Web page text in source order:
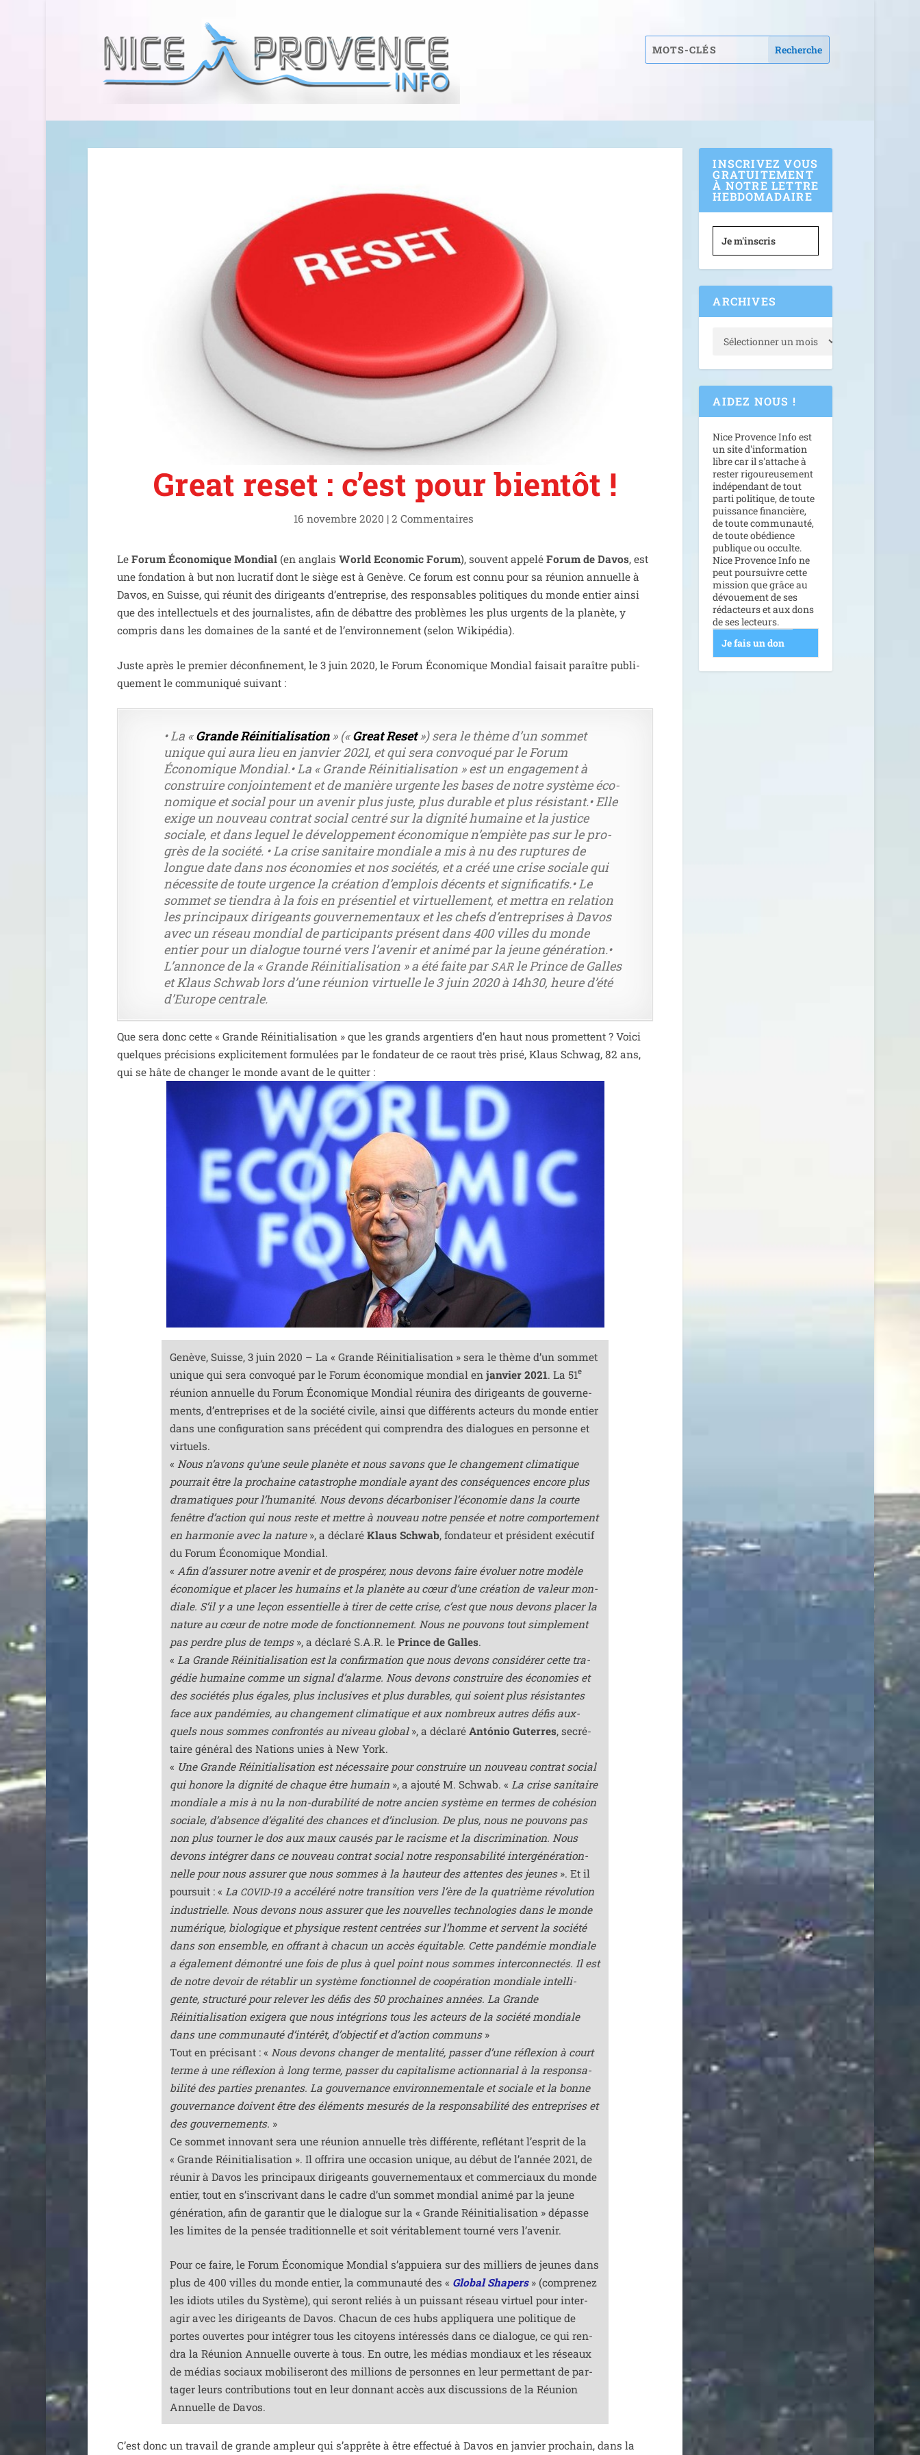
Great reset : c’est pour bientôt !
16 novembre 2020 |2 Commentaires
LeForum Économique Mondial (en anglaisWorld Economic Forum), sou­vent appe­léForum de Davos, est
une fon­da­tion à but non lucra­tif dont le siège est à Genève. Ce forum est connu pour sa réunion annuelle à
Davos, en Suisse, qui réunit des diri­geants d’entreprise, des res­pon­sables poli­tiques du monde entier ain­si
que des intel­lec­tuels et des jour­na­listes, afin de débattre des pro­blèmes les plus urgents de la pla­nète, y
com­pris dans les domaines de la san­té et de l’environnement (selon Wikipédia).
Juste après le pre­mier décon­fi­ne­ment, le 3 juin 2020, le Forum Économique Mondial fai­sait paraître publi­
que­ment le com­mu­ni­qué suivant :
• La «Grande Réinitialisation» («Great Reset») sera le thème d’un som­met
unique qui aura lieu en jan­vier 2021, et qui sera convo­qué par le Forum
Économique Mondial.• La « Grande Réinitialisation » est un enga­ge­ment à
construire conjoin­te­ment et de manière urgente les bases de notre sys­tème éco­
no­mique et social pour un ave­nir plus juste, plus durable et plus résis­tant.• Elle
exige un nou­veau contrat social cen­tré sur la digni­té humaine et la jus­tice
sociale, et dans lequel le déve­lop­pe­ment éco­no­mique n’empiète pas sur le pro­
grès de la socié­té. • La crise sani­taire mon­diale a mis à nu des rup­tures de
longue date dans nos éco­no­mies et nos socié­tés, et a créé une crise sociale qui
néces­site de toute urgence la créa­tion d’emplois décents et signi­fi­ca­tifs.• Le
som­met se tien­dra à la fois en pré­sen­tiel et vir­tuel­le­ment, et met­tra en rela­tion
les prin­ci­paux diri­geants gou­ver­ne­men­taux et les chefs d’entreprises à Davos
avec un réseau mon­dial de par­ti­ci­pants pré­sent dans 400 villes du monde
entier pour un dia­logue tour­né vers l’a­ve­nir et ani­mé par la jeune géné­ra­tion.•
L’annonce de la « Grande Réinitialisation » a été faite parSARle Prince de Galles
et Klaus Schwab lors d’une réunion vir­tuelle le 3 juin 2020 à 14h30, heure d’é­té
d’Europe centrale.
Que sera donc cette « Grande Réinitialisation » que les grands argen­tiers d’en haut nous pro­mettent ? Voici
quelques pré­ci­sions expli­ci­te­ment for­mu­lées par le fon­da­teur de ce raout très pri­sé, Klaus Schwag, 82 ans,
qui se hâte de chan­ger le monde avant de le quitter :
Genève, Suisse, 3 juin 2020 – La « Grande Réinitialisation » sera le thème d’un som­met
unique qui sera convo­qué par le Forum éco­no­mique mon­dial en jan­vier 2021. La 51e
réunion annuelle du Forum Économique Mondial réuni­ra des diri­geants de gou­ver­ne­
ments, d’en­tre­prises et de la socié­té civile, ain­si que dif­fé­rents acteurs du monde entier
dans une confi­gu­ra­tion sans pré­cé­dent qui com­pren­dra des dia­logues en per­sonne et
vir­tuels.
« Nous n’a­vons qu’une seule pla­nète et nous savons que le chan­ge­ment cli­ma­tique
pour­rait être la pro­chaine catas­trophe mon­diale ayant des consé­quences encore plus
dra­ma­tiques pour l’hu­ma­ni­té. Nous devons décar­bo­ni­ser l’é­co­no­mie dans la courte
fenêtre d’action qui nous reste et mettre à nou­veau notre pen­sée et notre com­por­te­ment
en har­mo­nie avec la nature», a décla­réKlaus Schwab, fon­da­teur et pré­sident exé­cu­tif
du Forum Économique Mondial.
« Afin d’as­su­rer notre ave­nir et de pros­pé­rer, nous devons faire évo­luer notre modèle
éco­no­mique et pla­cer les humains et la pla­nète au cœur d’une créa­tion de valeur mon­
diale. S’il y a une leçon essen­tielle à tirer de cette crise, c’est que nous devons pla­cer la
nature au cœur de notre mode de fonc­tion­ne­ment. Nous ne pou­vons tout sim­ple­ment
pas perdre plus de temps», a décla­ré S.A.R. lePrince de Galles.
« La Grande Réinitialisation est la confir­ma­tion que nous devons consi­dé­rer cette tra­
gé­die humaine comme un signal d’a­larme. Nous devons construire des éco­no­mies et
des socié­tés plus égales, plus inclu­sives et plus durables, qui soient plus résis­tantes
face aux pan­dé­mies, au chan­ge­ment cli­ma­tique et aux nom­breux autres défis aux­
quels nous sommes confron­tés au niveau glo­bal», a décla­réAntónio Guterres, secré­
taire géné­ral des Nations unies à New York.
« Une Grande Réinitialisation est néces­saire pour construire un nou­veau contrat social
qui honore la digni­té de chaque être humain », a ajou­té M. Schwab. « La crise sani­taire
mon­diale a mis à nu la non-dura­bi­li­té de notre ancien sys­tème en termes de cohé­sion
sociale, d’ab­sence d’é­ga­li­té des chances et d’in­clu­sion. De plus, nous ne pou­vons pas
non plus tour­ner le dos aux maux cau­sés par le racisme et la dis­cri­mi­na­tion. Nous
devons inté­grer dans ce nou­veau contrat social notre res­pon­sa­bi­li­té inter­gé­né­ra­tion­
nelle pour nous assu­rer que nous sommes à la hau­teur des attentes des jeunes». Et il
pour­suit : « La COVID-19a accé­lé­ré notre tran­si­tion vers l’ère de la qua­trième révo­lu­tion
indus­trielle. Nous devons nous assu­rer que les nou­velles tech­no­lo­gies dans le monde
numé­rique, bio­lo­gique et phy­sique res­tent cen­trées sur l’homme et servent la socié­té
dans son ensemble, en offrant à cha­cun un accès équi­table. Cette pan­dé­mie mon­diale
a éga­le­ment démon­tré une fois de plus à quel point nous sommes inter­con­nec­tés. Il est
de notre devoir de réta­blir un sys­tème fonc­tion­nel de coopé­ra­tion mon­diale intel­li­
gente, struc­tu­ré pour rele­ver les défis des 50 pro­chaines années. La Grande
Réinitialisation exi­ge­ra que nous inté­grions tous les acteurs de la socié­té mon­diale
dans une com­mu­nau­té d’in­té­rêt, d’ob­jec­tif et d’ac­tion com­muns»
Tout en pré­ci­sant : « Nous devons chan­ger de men­ta­li­té, pas­ser d’une réflexion à court
terme à une réflexion à long terme, pas­ser du capi­ta­lisme action­na­rial à la res­pon­sa­
bi­li­té des par­ties pre­nantes. La gou­ver­nance envi­ron­ne­men­tale et sociale et la bonne
gou­ver­nance doivent être des élé­ments mesu­rés de la res­pon­sa­bi­li­té des entre­prises et
des gou­ver­ne­ments. »
Ce som­met inno­vant sera une réunion annuelle très dif­fé­rente, reflé­tant l’es­prit de la
« Grande Réinitialisation ». Il offri­ra une occa­sion unique, au début de l’année 2021, de
réunir à Davos les prin­ci­paux diri­geants gou­ver­ne­men­taux et com­mer­ciaux du monde
entier, tout en s’ins­cri­vant dans le cadre d’un som­met mon­dial ani­mé par la jeune
géné­ra­tion, afin de garan­tir que le dia­logue sur la « Grande Réinitialisation » dépasse
les limites de la pen­sée tra­di­tion­nelle et soit véri­ta­ble­ment tour­né vers l’avenir.
Pour ce faire, le Forum Économique Mondial s’ap­puie­ra sur des mil­liers de jeunes dans
plus de 400 villes du monde entier, la com­mu­nau­té des « Global Shapers» (com­pre­nez
les idiots utiles du Système), qui seront reliés à un puis­sant réseau vir­tuel pour inter­
agir avec les diri­geants de Davos. Chacun de ces hubs appli­que­ra une poli­tique de
portes ouvertes pour inté­grer tous les citoyens inté­res­sés dans ce dia­logue, ce qui ren­
dra la Réunion Annuelle ouverte à tous. En outre, les médias mon­diaux et les réseaux
de médias sociaux mobi­li­se­ront des mil­lions de per­sonnes en leur per­met­tant de par­
ta­ger leurs contri­bu­tions tout en leur don­nant accès aux dis­cus­sions de la Réunion
Annuelle de Davos.
C’est donc un tra­vail de grande ampleur qui s’ap­prête à être effec­tué à Davos en jan­vier pro­chain, dans la
INSCRIVEZ VOUS
GRATUITEMENT
À NOTRE LETTRE
HEBDOMADAIRE
Je m'inscris
ARCHIVES
AIDEZ NOUS !
Nice Provence Info est
un site d'information
libre car il s'attache à
rester rigoureusement
indépendant de tout
parti politique, de toute
puissance financière,
de toute communauté,
de toute obédience
publique ou occulte.
Nice Provence Info ne
peut poursuivre cette
mission que grâce au
dévouement de ses
rédacteurs et aux dons
de ses lecteurs.
Je fais un don